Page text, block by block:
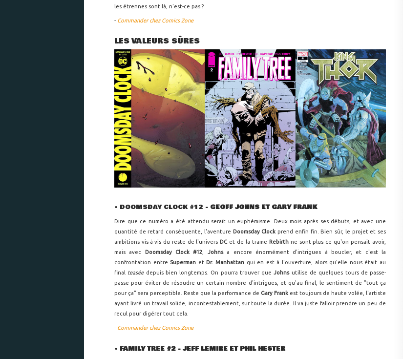
les étrennes sont là, n'est-ce pas ?
- Commander chez Comics Zone
LES VALEURS SÛRES
• DOOMSDAY CLOCK #12 - GEOFF JOHNS ET GARY FRANK
Dire que ce numéro a été attendu serait un euphémisme. Deux mois après ses débuts, et avec une
quantité de retard conséquente, l'aventure Doomsday Clockprend enfin fin. Bien sûr, le projet et ses
ambitions vis-à-vis du reste de l'univers DC et de la trame Rebirth ne sont plus ce qu'on pensait avoir,
mais avec
Doomsday Clock #12 Johns a encore énormément d'intrigues à boucler, et c'est la
confrontation entre Superman et Dr. Manhattan qui en est à l'ouverture, alors qu'elle nous était au
final teasée depuis bien longtemps. On pourra trouver queJohns utilise de quelques tours de passe-
passe pour éviter de résoudre un certain nombre d'intrigues, et qu'au final, le sentiment de "tout ça
pour ça" sera perceptible. Reste que la performance de Gary Frank est toujours de haute volée, l'artiste
ayant livré un travail solide, incontestablement, sur toute la durée. Il va juste falloir prendre un peu de
recul pour digérer tout cela.
- Commander chez Comics Zone
• FAMILY TREE #2 - JEFF LEMIRE ET PHIL HESTER